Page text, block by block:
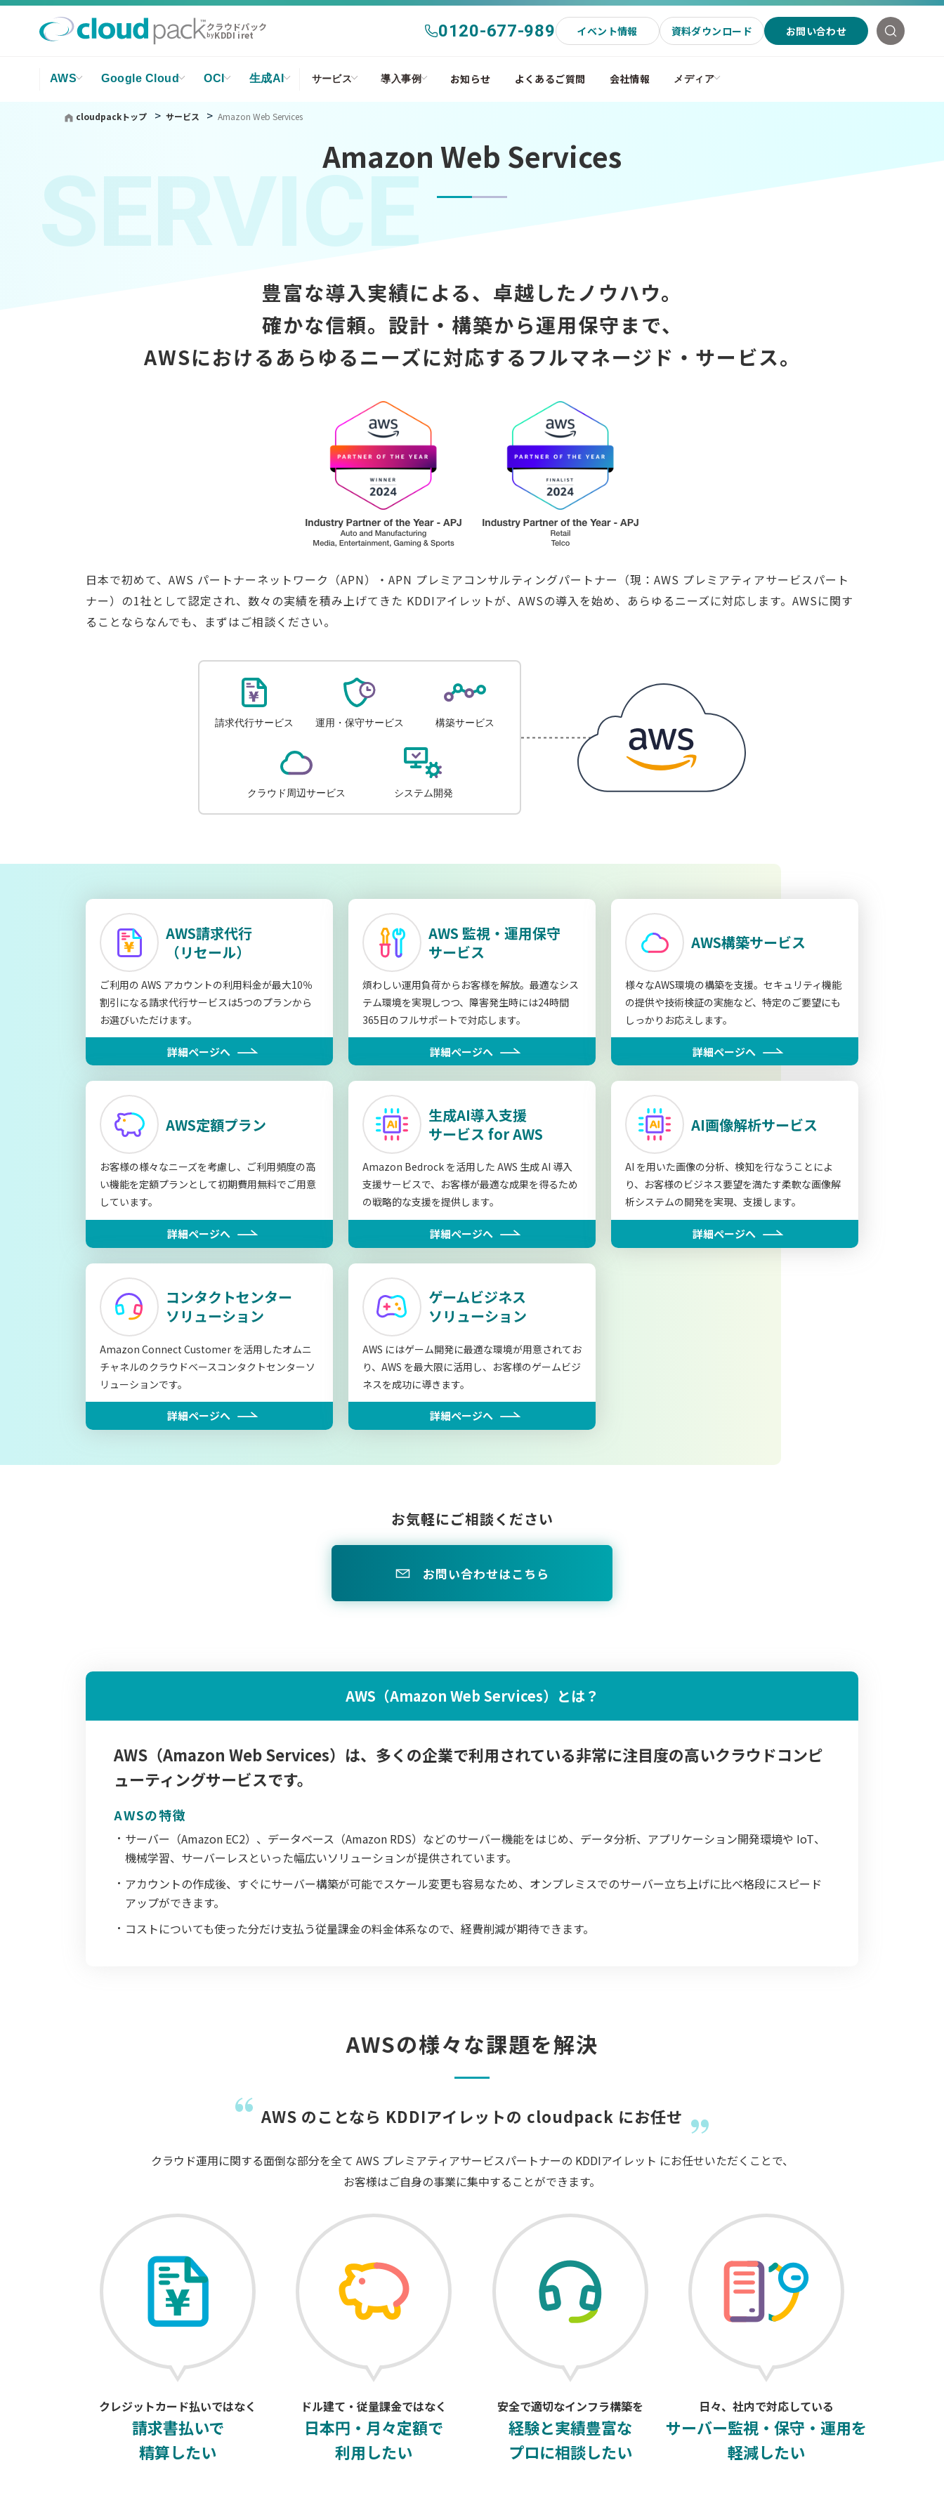
クラウドパック
byKDDI iret 0120-677-989 イベント情報 資料ダウンロード お問い合わせ
AWS Google Cloud OCI 生成AI サービス 導入事例 お知らせ よくあるご質問 会社情報 メディア
cloudpackトップ サービス Amazon Web Services
Amazon Web Services
SERVICE
豊富な導入実績による、卓越したノウハウ。
確かな信頼。設計・構築から運用保守まで、
AWSにおけるあらゆるニーズに対応するフルマネージド・サービス。
日本で初めて、AWS パートナーネットワーク（APN）・APN プレミアコンサルティングパートナー（現：AWS プレミアティアサービスパート
ナー）の1社として認定され、数々の実績を積み上げてきた KDDIアイレットが、AWSの導入を始め、あらゆるニーズに対応します。AWSに関す
ることならなんでも、まずはご相談ください。
AWS請求代行
（リセール）
ご利用の AWS アカウントの利用料金が最大10％
割引になる請求代行サービスは5つのプランから
お選びいただけます。
詳細ページへ
AWS 監視・運用保守
サービス
煩わしい運用負荷からお客様を解放。最適なシス
テム環境を実現しつつ、障害発生時には24時間
365日のフルサポートで対応します。
詳細ページへ
AWS構築サービス
様々なAWS環境の構築を支援。セキュリティ機能
の提供や技術検証の実施など、特定のご要望にも
しっかりお応えします。
詳細ページへ
AWS定額プラン
お客様の様々なニーズを考慮し、ご利用頻度の高
い機能を定額プランとして初期費用無料でご用意
しています。
詳細ページへ
生成AI導入支援
サービス for AWS
Amazon Bedrock を活用した AWS 生成 AI 導入
支援サービスで、お客様が最適な成果を得るため
の戦略的な支援を提供します。
詳細ページへ
AI画像解析サービス
AI を用いた画像の分析、検知を行なうことによ
り、お客様のビジネス要望を満たす柔軟な画像解
析システムの開発を実現、支援します。
詳細ページへ
コンタクトセンター
ソリューション
Amazon Connect Customer を活用したオムニ
チャネルのクラウドベースコンタクトセンターソ
リューションです。
詳細ページへ
ゲームビジネス
ソリューション
AWS にはゲーム開発に最適な環境が用意されてお
り、AWS を最大限に活用し、お客様のゲームビジ
ネスを成功に導きます。
詳細ページへ
お気軽にご相談ください
お問い合わせはこちら
AWS（Amazon Web Services）とは？
AWS（Amazon Web Services）は、多くの企業で利用されている非常に注目度の高いクラウドコンピ
ューティングサービスです。
AWSの特徴
サーバー（Amazon EC2）、データベース（Amazon RDS）などのサーバー機能をはじめ、データ分析、アプリケーション開発環境や IoT、
機械学習、サーバーレスといった幅広いソリューションが提供されています。
アカウントの作成後、すぐにサーバー構築が可能でスケール変更も容易なため、オンプレミスでのサーバー立ち上げに比べ格段にスピード
アップができます。
コストについても使った分だけ支払う従量課金の料金体系なので、経費削減が期待できます。
AWSの様々な課題を解決
AWS のことなら KDDIアイレットの cloudpack にお任せ
クラウド運用に関する面倒な部分を全て AWS プレミアティアサービスパートナーの KDDIアイレット にお任せいただくことで、
お客様はご自身の事業に集中することができます。
クレジットカード払いではなく
請求書払いで
精算したい
ドル建て・従量課金ではなく
日本円・月々定額で
利用したい
安全で適切なインフラ構築を
経験と実績豊富な
プロに相談したい
日々、社内で対応している
サーバー監視・保守・運用を
軽減したい